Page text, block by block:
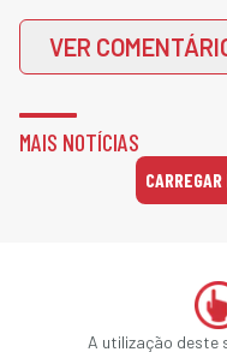
VER
MAIS NOTÍCIAS
A utilização deste